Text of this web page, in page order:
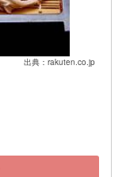
出典：rakuten.co.jp